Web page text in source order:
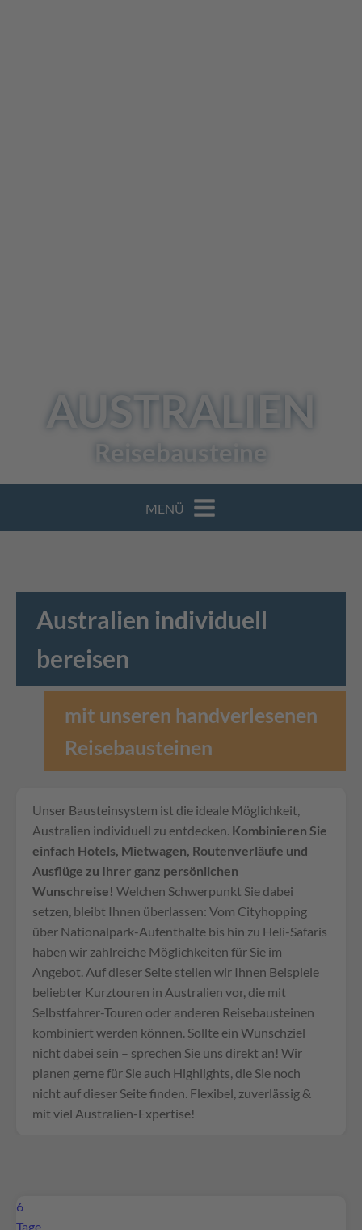
AUSTRALIEN
Reisebausteine
MENÜ
Australien individuell
bereisen
mit unseren handverlesenen
Reisebausteinen
Unser Bausteinsystem ist die ideale Möglichkeit,
Australien individuell zu entdecken. Kombinieren Sie
einfach Hotels, Mietwagen, Routenverläufe und
Ausflüge zu Ihrer ganz persönlichen
Wunschreise! Welchen Schwerpunkt Sie dabei
setzen, bleibt Ihnen überlassen: Vom Cityhopping
über Nationalpark-Aufenthalte bis hin zu Heli-Safaris
haben wir zahlreiche Möglichkeiten für Sie im
Angebot. Auf dieser Seite stellen wir Ihnen Beispiele
beliebter Kurztouren in Australien vor, die mit
Selbstfahrer-Touren oder anderen Reisebausteinen
kombiniert werden können. Sollte ein Wunschziel
nicht dabei sein – sprechen Sie uns direkt an! Wir
planen gerne für Sie auch Highlights, die Sie noch
nicht auf dieser Seite finden. Flexibel, zuverlässig &
mit viel Australien-Expertise!
6
Tage